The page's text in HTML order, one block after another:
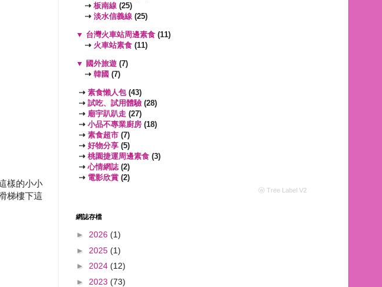
樣的小小
梯樓下這
⇢ 板南線 (25)
⇢ 淡水信義線 (25)
▼ 台灣火車站周邊素食 (11)
⇢ 火車站素食 (11)
▼ 國外旅遊 (7)
⇢ 韓國 (7)
⇢ 素食懶人包(43)
⇢ 試吃、試用體驗(28)
⇢ 廟宇趴趴走 (27)
⇢ 小品不專業廚房 (18)
⇢ 素食超市 (7)
⇢ 好物分享 (5)
⇢ 桃園捷運周邊素食 (3)
⇢心情網誌 (2)
⇢ 電影欣賞 (2)
ⓦ Tree Label V2
網誌存檔
► 2026 (1)
► 2025 (1)
► 2024 (12)
► 2023 (73)